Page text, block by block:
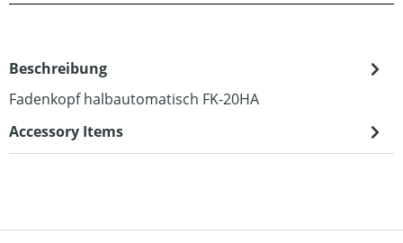
Beschreibung
Fadenkopf halbautomatisch FK-20HA
Accessory Items